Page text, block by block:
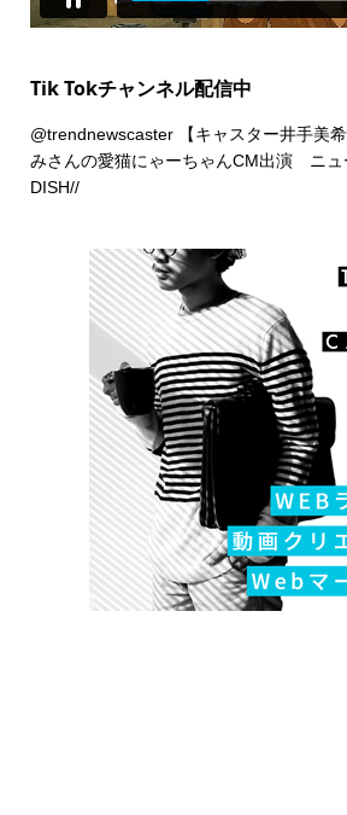
Tik Tokチャンネル配信中
@trendnewscaster【キャスター井手美
みさんの愛猫にゃーちゃんCM出演 ニ
DISH//